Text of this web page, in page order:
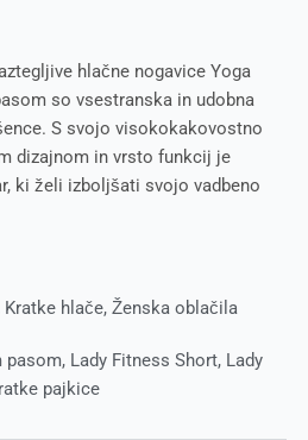
hlačne nogavice Yoga
so vsestranska in udobna
S svojo visokokakovostno
dizajnom in vrsto funkcij je
ki želi izboljšati svojo vadbeno
Kratke hlače, Ženska oblačila
pasom, Lady Fitness Short, Lady
pajkice